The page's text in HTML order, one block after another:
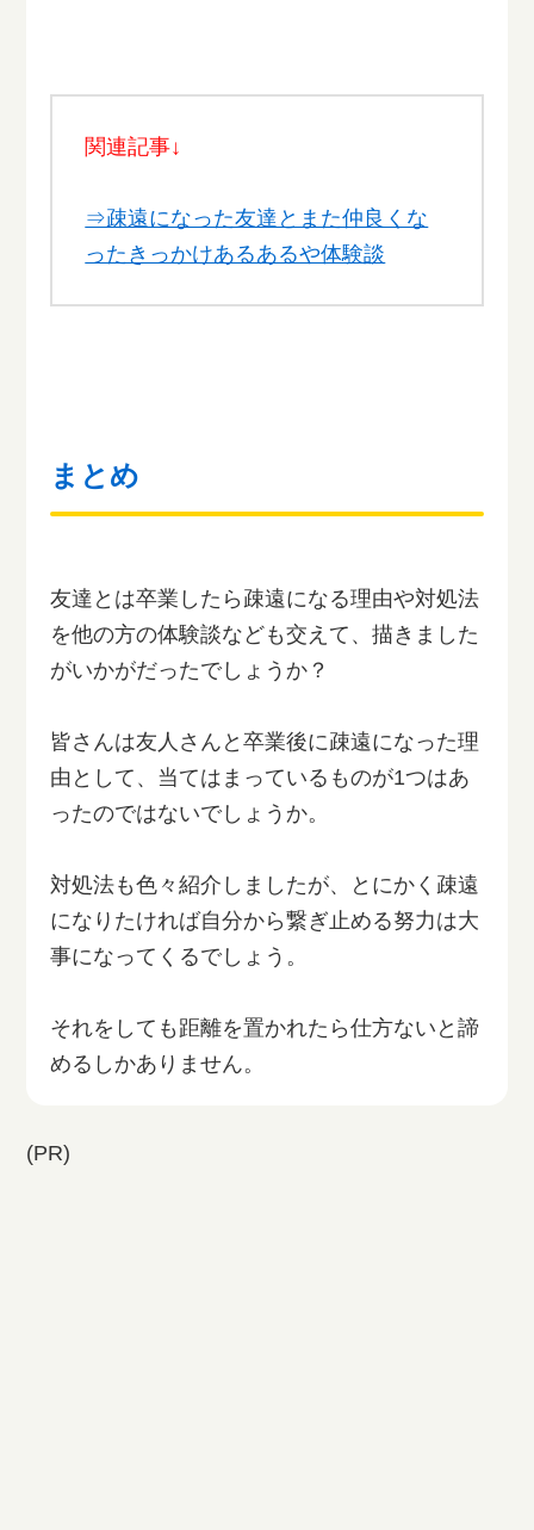
関連記事↓
⇒疎遠になった友達とまた仲良くな
ったきっかけあるあるや体験談
まとめ
友達とは卒業したら疎遠になる理由や対処法
を他の方の体験談なども交えて、描きました
がいかがだったでしょうか？
皆さんは友人さんと卒業後に疎遠になった理
由として、当てはまっているものが1つはあ
ったのではないでしょうか。
対処法も色々紹介しましたが、とにかく疎遠
になりたければ自分から繋ぎ止める努力は大
事になってくるでしょう。
それをしても距離を置かれたら仕方ないと諦
めるしかありません。
(PR)